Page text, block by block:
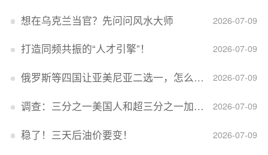
2026-07-09
想在乌克兰当官？先问问风水大师
2026-07-09
打造同频共振的“人才引擎”！
2026-07-09
俄罗斯等四国让亚美尼亚二选一，怎么回事？
2026-07-09
调查：三分之一美国人和超三分之一加拿大人感到经济压力
2026-07-09
稳了！三天后油价要变！